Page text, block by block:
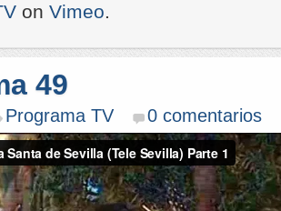
on Vimeo.
49
Programa TV 0 comentarios